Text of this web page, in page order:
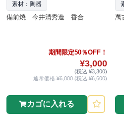
素材：陶器
備前焼 今井清秀造 香合
期間限定50％OFF！
¥3,000
(税込 ¥3,300)
通常価格 ¥6,000 (税込 ¥6,600)
カゴに入れる
萬